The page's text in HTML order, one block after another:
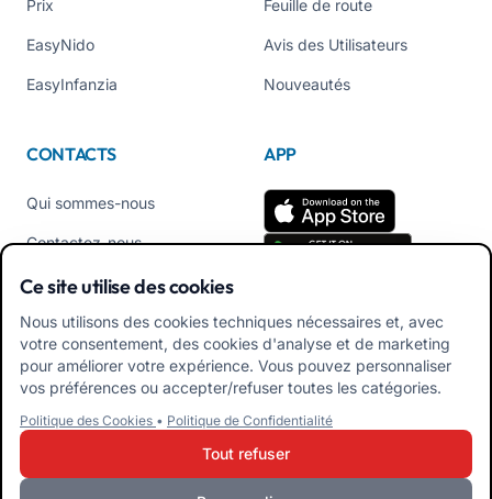
Prix
EasyNido
EasyInfanzia
Feuille de route
Avis des Utilisateurs
Nouveautés
CONTACTS
Qui sommes-nous
Contactez-nous
Tél +39 02 84152514
APP
Téléchargez l'APK de
l'application Familles
Téléchargez l'APK de
Ce site utilise des cookies
Nous utilisons des cookies techniques nécessaires et, avec
votre consentement, des cookies d'analyse et de marketing
pour améliorer votre expérience. Vous pouvez personnaliser
vos préférences ou accepter/refuser toutes les catégories.
Politique des Cookies • Politique de Confidentialité
Tout refuser